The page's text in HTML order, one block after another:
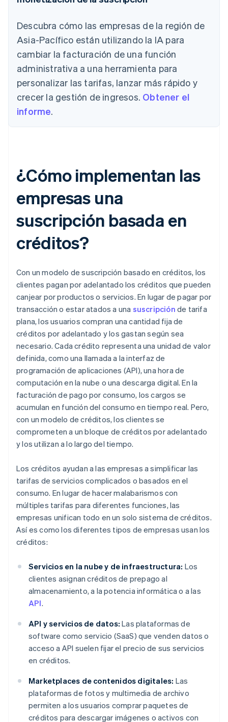
Descubra cómo las empresas de la región de
Asia-Pacífico están utilizando la IA para
cambiar la facturación de una función
administrativa a una herramienta para
personalizar las tarifas, lanzar más rápido y
crecer la gestión de ingresos. Obtener el
informe.
¿Cómo implementan las
empresas una
suscripción basada en
créditos?
Con un modelo de suscripción basado en créditos, los
clientes pagan por adelantado los créditos que pueden
canjear por productos o servicios. En lugar de pagar por
transacción o estar atados a una suscripción de tarifa
plana, los usuarios compran una cantidad fija de
créditos por adelantado y los gastan según sea
necesario. Cada crédito representa una unidad de valor
definida, como una llamada a la interfaz de
programación de aplicaciones (API), una hora de
computación en la nube o una descarga digital. En la
facturación de pago por consumo, los cargos se
acumulan en función del consumo en tiempo real. Pero,
con un modelo de créditos, los clientes se
comprometen a un bloque de créditos por adelantado
y los utilizan a lo largo del tiempo.
Los créditos ayudan a las empresas a simplificar las
tarifas de servicios complicados o basados en el
consumo. En lugar de hacer malabarismos con
múltiples tarifas para diferentes funciones, las
empresas unifican todo en un solo sistema de créditos.
Así es como los diferentes tipos de empresas usan los
créditos:
Servicios en la nube y de infraestructura: Los
clientes asignan créditos de prepago al
almacenamiento, a la potencia informática o a las
API.
API y servicios de datos: Las plataformas de
software como servicio (SaaS) que venden datos o
acceso a API suelen fijar el precio de sus servicios
en créditos.
Marketplaces de contenidos digitales: Las
plataformas de fotos y multimedia de archivo
permiten a los usuarios comprar paquetes de
créditos para descargar imágenes o activos con